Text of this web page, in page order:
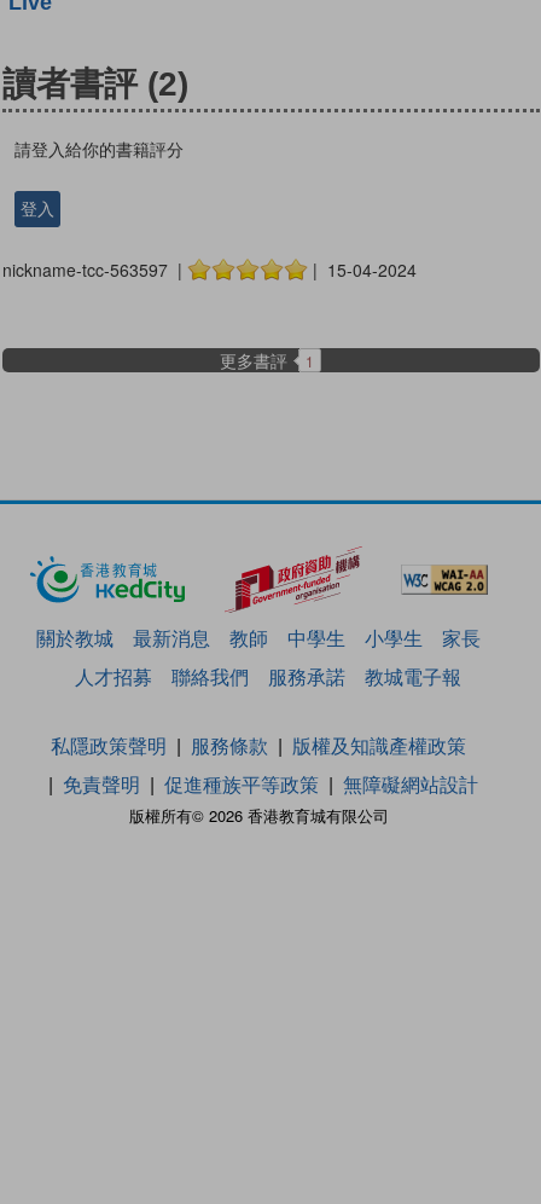
讀者書評 (2)
請登入給你的書籍評分
登入
nickname-tcc-563597 | | 15-04-2024
更多書評 1
關於教城 最新消息 教師 中學生 小學生
家長
人才招募
聯絡我們 服務承諾 教城電子報
版權所有© 2026 香港教育城有限公司
私隱政策聲明 服務條款
版權及知識產權政策
免責聲明
促進種族平等政策 無障礙網站設計